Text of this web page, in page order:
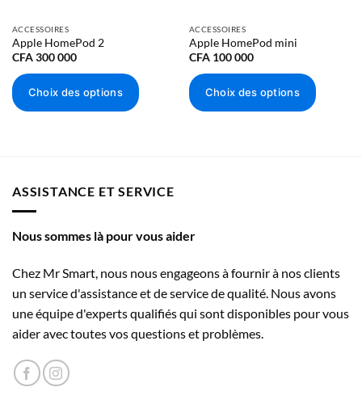
iPhone 12 Pro Max
iPhone 12 mini
iPhone 11
iPhone SE (2ᵉ génération)
iPhone XS Max
iPhone XR
iPhone X
ACCESSOIRES
Apple HomePod 2
CFA300 000
Choix des options
variations.
peuvent
choisies
sur
page
du
produit
ACCESSOIRES
Apple HomePod mini
CFA100 000
Choix des options
peuvent
choisies
sur
page
du
ASSISTANCE ET SERVICE
Nous sommes là pour vous aider
Chez Mr Smart, nous nous engageons à fournir à nos clients
un service d'assistance et de service de qualité. Nous avons
une équipe d'experts qualifiés qui sont disponibles pour vous
aider avec toutes vos questions et problèmes.